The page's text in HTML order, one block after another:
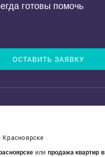
готовы помочь
ОСТАВИТЬ ЗАЯВКУ
или продажа квартир